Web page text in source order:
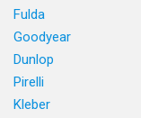
Fulda
Goodyear
Dunlop
Pirelli
Kleber